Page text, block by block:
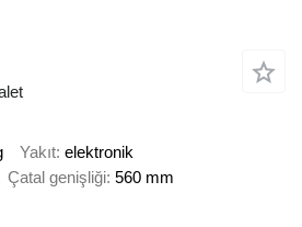
Yakıt elektronik
Çatal genişliği 560 mm